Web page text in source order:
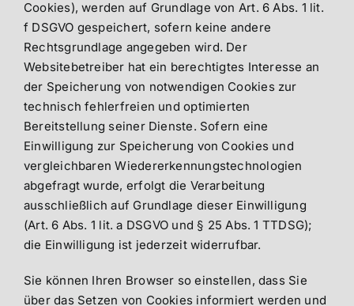
Cookies), werden auf Grundlage von Art. 6 Abs. 1 lit.
f DSGVO gespeichert, sofern keine andere
Rechtsgrundlage angegeben wird. Der
Websitebetreiber hat ein berechtigtes Interesse an
der Speicherung von notwendigen Cookies zur
technisch fehlerfreien und optimierten
Bereitstellung seiner Dienste. Sofern eine
Einwilligung zur Speicherung von Cookies und
vergleichbaren Wiedererkennungstechnologien
abgefragt wurde, erfolgt die Verarbeitung
ausschließlich auf Grundlage dieser Einwilligung
(Art. 6 Abs. 1 lit. a DSGVO und § 25 Abs. 1 TTDSG);
die Einwilligung ist jederzeit widerrufbar.
Sie können Ihren Browser so einstellen, dass Sie
über das Setzen von Cookies informiert werden und